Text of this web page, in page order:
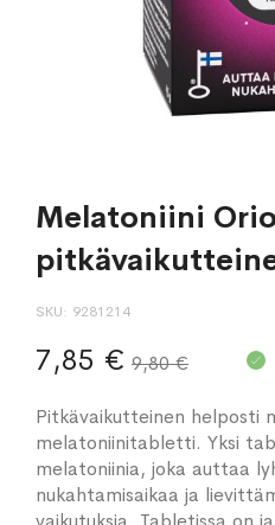
Melatoniini
SKU 9281214
7,85 € 9,80 €
Pitkävaikutteinen helposti
melatoniinitabletti. Yksi
melatoniinia, joka auttaa
nukahtamisaikaa ja